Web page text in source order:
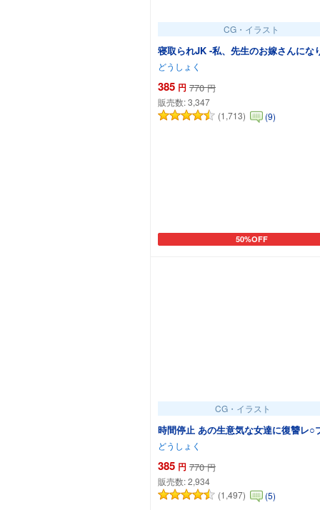
CG・イラスト
寝取られJK -私、先生のお嫁さんにな
どうしょく
385 円 770 円
販売数:3,347
(1,713)
(9)
50%OFF
カートに追加
CG・イラスト
時間停止 あの生意気な女達に復讐レ○
どうしょく
385 円 770 円
販売数:2,934
(1,497)
(5)